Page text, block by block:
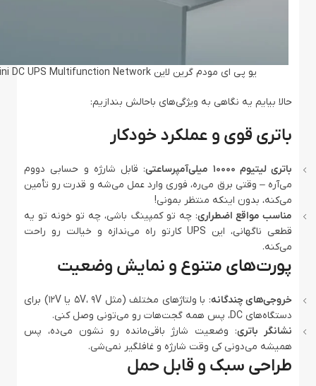
یو پی ای مودم گرین لاین Green Lion Mini DC UPS Multifunction Network
حالا بیایم یه نگاهی به ویژگی‌های باحالش بندازیم:
باتری قوی و عملکرد خودکار
باتری لیتیوم 10000 میلی‌آمپرساعتی
: قابل شارژه و حسابی دووم
می‌آره – وقتی برق می‌ره، فوری وارد عمل می‌شه و قدرت رو تأمین
می‌کنه، بدون اینکه منتظر بمونی!
مناسب مواقع اضطراری: چه تو کمپینگ باشی، چه تو خونه تو یه
قطعی ناگهانی، این UPS کارتو راه می‌ندازه و خیالت رو راحت
می‌کنه.
پورت‌های متنوع و نمایش وضعیت
خروجی‌های چندگانه
: با ولتاژهای مختلف (مثل 5V، 9V یا 12V) برای
دستگاه‌های DC، پس همه گجت‌هات رو می‌تونی وصل کنی.
نشانگر باتری: وضعیت شارژ باقی‌مانده رو نشون می‌ده، پس
همیشه می‌دونی کی وقت شارژه و غافلگیر نمی‌شی.
طراحی سبک و قابل حمل